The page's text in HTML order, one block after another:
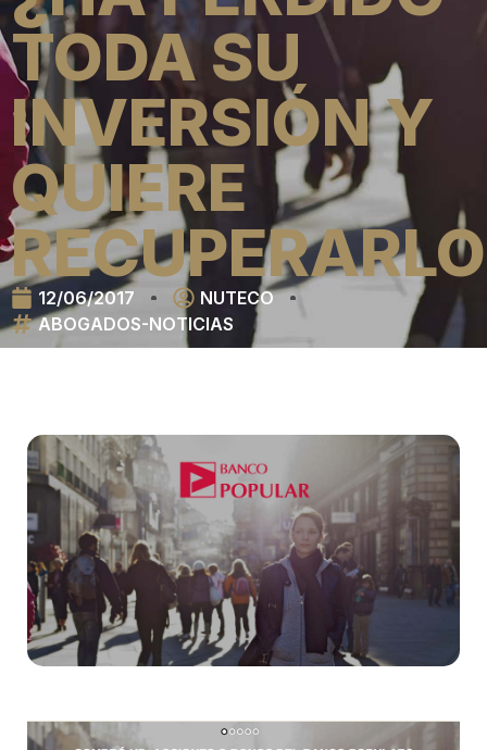
TODA SU
INVERSIÓN Y
QUIERE
12/06/2017
NUTECO
ABOGADOS-NOTICIAS